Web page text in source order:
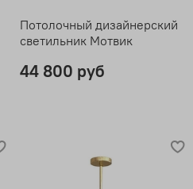
Потолочный дизайнерский
светильник Мотвик
44 800 руб